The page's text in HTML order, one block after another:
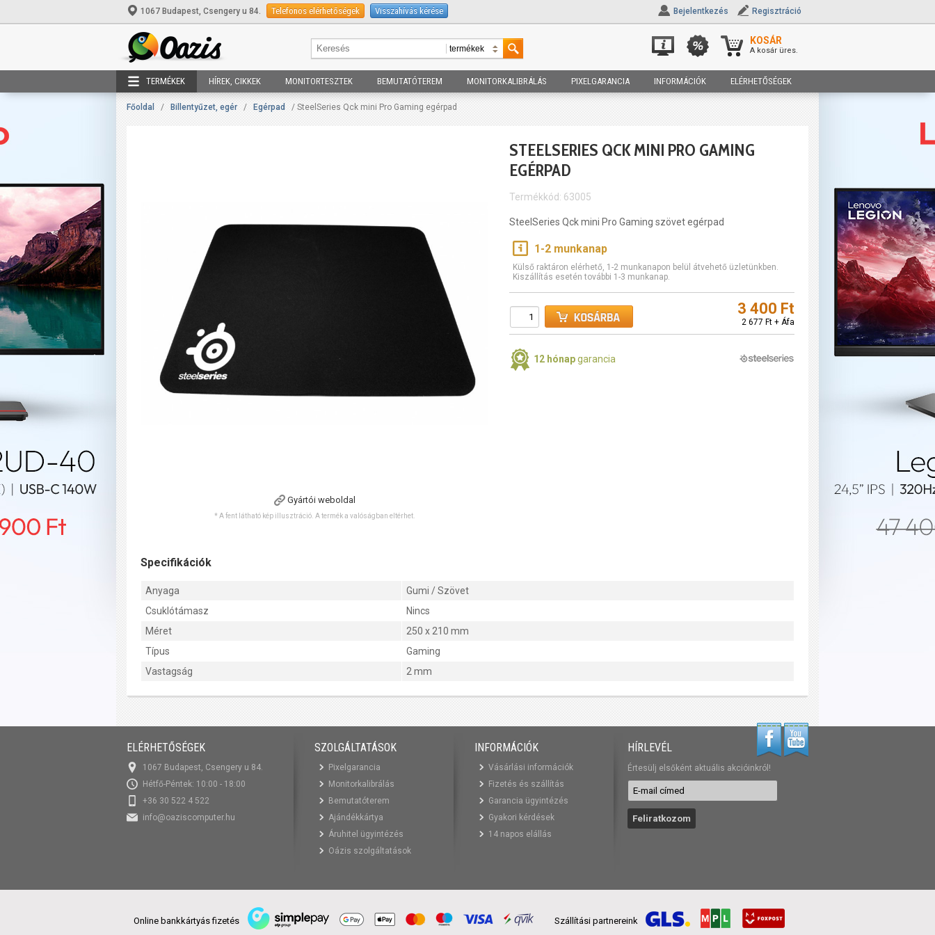
1067 Budapest, Csengery u 84. Telefonos elérhetőségek Visszahívás kérése Bejelentkezés Regisztráció
KOSÁR
A kosár üres.
TERMÉKEK HÍREK, CIKKEK MONITORTESZTEK BEMUTATÓTEREM MONITORKALIBRÁLÁS PIXELGARANCIA INFORMÁCIÓK ELÉRHETŐSÉGEK
Főoldal / Billentyűzet, egér / Egérpad / SteelSeries Qck mini Pro Gaming egérpad
Gyártói weboldal
* A fent látható kép illusztráció. A termék a valóságban eltérhet.
STEELSERIES QCK MINI PRO GAMING
EGÉRPAD
Termékkód: 63005
SteelSeries Qck mini Pro Gaming szövet egérpad
1-2 munkanap
Külső raktáron elérhető, 1-2 munkanapon belül átvehető üzletünkben.
Kiszállítás esetén további 1-3 munkanap.
3 400 Ft
2 677 Ft + Áfa
12 hónapgarancia
Specifikációk
Anyaga
Gumi / Szövet
Csuklótámasz
Nincs
Méret
250 x 210 mm
Típus
Gaming
Vastagság
2 mm
ELÉRHETŐSÉGEK
1067 Budapest, Csengery u 84.
Hétfő-Péntek: 10:00 - 18:00
+36 30 522 4 522
info@oaziscomputer.hu
SZOLGÁLTATÁSOK
Pixelgarancia
Monitorkalibrálás
Bemutatóterem
Ajándékkártya
Áruhitel ügyintézés
Oázis szolgáltatások
INFORMÁCIÓK
Vásárlási információk
Fizetés és szállítás
Garancia ügyintézés
Gyakori kérdések
14 napos elállás
HÍRLEVÉL
Értesülj elsőként aktuális akcióinkról!
Online bankkártyás fizetés Szállítási partnereink